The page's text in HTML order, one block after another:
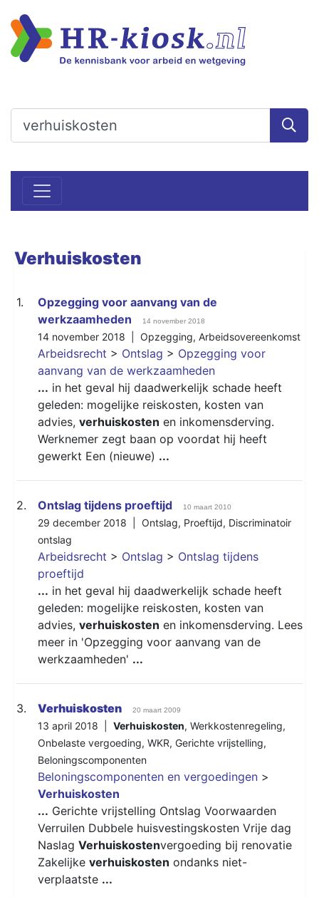
Verhuiskosten
1.
Opzegging voor aanvang van de
werkzaamheden
14 november 2018
14 november 2018 | Opzegging, Arbeidsovereenkomst
Arbeidsrecht > Ontslag > Opzegging voor
aanvang van de werkzaamheden
... in het geval hij daadwerkelijk schade heeft
geleden: mogelijke reiskosten, kosten van
advies, verhuiskosten en inkomensderving.
Werknemer zegt baan op voordat hij heeft
gewerkt Een (nieuwe) ...
2. Ontslag tijdens proeftijd 10 maart 2010
29 december 2018 | Ontslag, Proeftijd, Discriminatoir
ontslag
Arbeidsrecht > Ontslag > Ontslag tijdens
proeftijd
... in het geval hij daadwerkelijk schade heeft
geleden: mogelijke reiskosten, kosten van
advies, verhuiskosten en inkomensderving. Lees
meer in 'Opzegging voor aanvang van de
werkzaamheden' ...
3. Verhuiskosten 20 maart 2009
13 april 2018 | Verhuiskosten, Werkkostenregeling,
Onbelaste vergoeding, WKR, Gerichte vrijstelling,
Beloningscomponenten
Beloningscomponenten en vergoedingen >
Verhuiskosten
... Gerichte vrijstelling Ontslag Voorwaarden
Verruilen Dubbele huisvestingskosten Vrije dag
Naslag Verhuiskostenvergoeding bij renovatie
Zakelijke verhuiskosten ondanks niet-
verplaatste ...